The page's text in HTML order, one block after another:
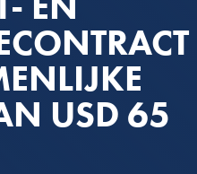
USD 65